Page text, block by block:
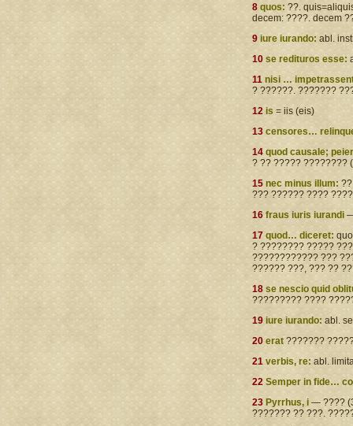
8 quos: ??.
decem: ????. decem
9 iure iurando: abl.
10 se redituros esse:
11 nisi …
? ??????. ???????
12 is = iis (eis)
13 censores…
14 quod causale;
? ?? ????? ????????
15 nec minus illum:
??? ?????? ????
16 fraus iuris iurandi
17 quod… diceret:
? ???????? ?????
???????????? ???
?????? ???, ??? ??
18 se nescio quid
????????? ????
19 iure iurando: abl.
20 erat ???????
21 verbis, re: abl.
22 Semper in fide…
23 Pyrrhus, i — ????
??????? ?? ???.